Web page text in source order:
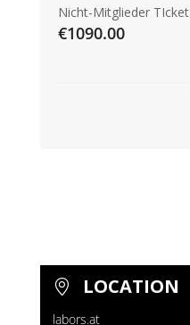
Nicht-Mitglieder TIcket
€1090.00
LOCATION
labors.at